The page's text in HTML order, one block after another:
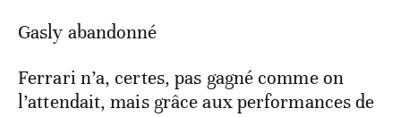
Gasly abandonné
Ferrari n’a, certes, pas gagné comme on
l’attendait, mais grâce aux performances de